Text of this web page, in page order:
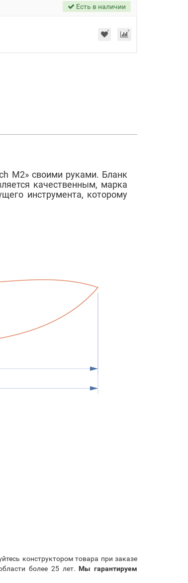
Есть в наличии
M2» своими руками. Бланк
качественным, марка
инструмента, которому
конструктором товара при заказе
более 25 лет. Мы гарантируем